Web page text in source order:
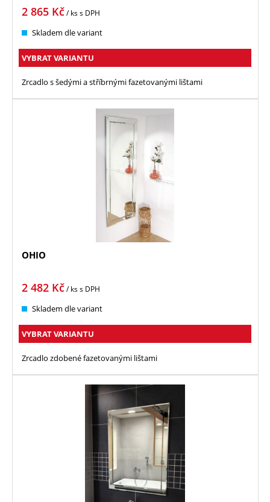
2 865 Kč/ kss DPH
Skladem dle variant
VYBRAT VARIANTU
Zrcadlo s šedými a stříbrnými fazetovanými lištami
OHIO
2 482 Kč/ kss DPH
Skladem dle variant
VYBRAT VARIANTU
Zrcadlo zdobené fazetovanými lištami